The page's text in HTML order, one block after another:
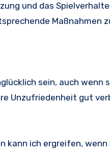
und das
Maßnahmen
sein, auch wenn
Unzufriedenheit gut
kann ich ergreifen,